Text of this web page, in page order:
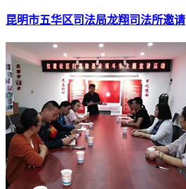
昆明市五华区司法局龙翔司法所邀请